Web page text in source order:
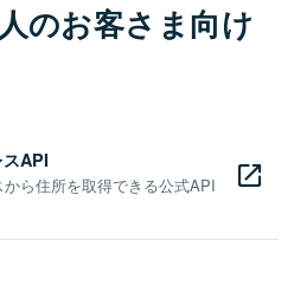
のお客さま向け
API
ら住所を取得できる公式API